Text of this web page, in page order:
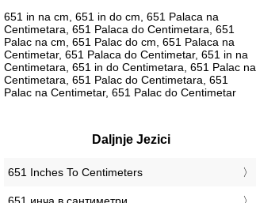
651 in na cm, 651 in do cm, 651 Palaca na
Centimetara, 651 Palaca do Centimetara, 651
Palac na cm, 651 Palac do cm, 651 Palaca na
Centimetar, 651 Palaca do Centimetar, 651 in na
Centimetara, 651 in do Centimetara, 651 Palac na
Centimetara, 651 Palac do Centimetara, 651
Palac na Centimetar, 651 Palac do Centimetar
Daljnje Jezici
‎651 Inches To Centimeters